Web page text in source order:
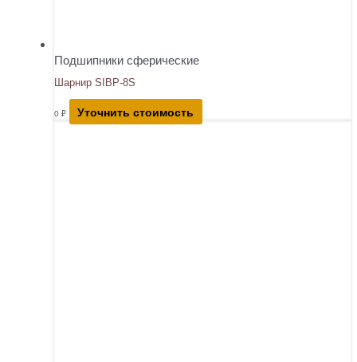
Подшипники сферические
Шарнир SIBP-8S
0 ₽ Уточнить стоимость